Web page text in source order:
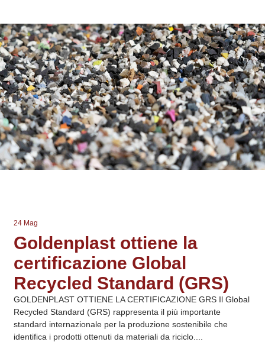
24 Mag
Goldenplast ottiene la
certificazione Global
Recycled Standard (GRS)
GOLDENPLAST OTTIENE LA CERTIFICAZIONE GRS Il Global
Recycled Standard (GRS) rappresenta il più importante
standard internazionale per la produzione sostenibile che
identifica i prodotti ottenuti da materiali da riciclo....